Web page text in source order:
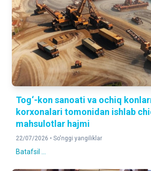
Tog‘-kon sanoati va ochiq
korxonalari tomonidan ishlab
mahsulotlar hajmi
22/07/2026 • So'nggi yangiliklar
Batafsil ...